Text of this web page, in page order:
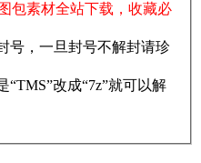
包素材全站下载，收藏必
号，一旦封号不解封请珍
改成“7z”就可以解